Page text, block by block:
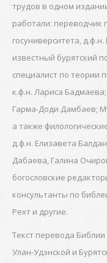
трудов в одном
работали: переводчик
госуниверситета,
известный бурятский
специалист по теории
к.ф.н. Лариса
Гарма-Доди Дамбаев;
а также
д.ф.н. Елизавета
Дабаева, Галина
богословские
консультанты по
Рехт и другие.
Текст перевода
Улан-Удэнской и